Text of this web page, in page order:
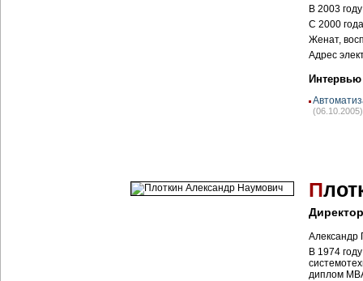
В 2003
С 2000
Женат,
Адрес
Интервью
(06.10.2005)
П
Александр
В 1974
диплом